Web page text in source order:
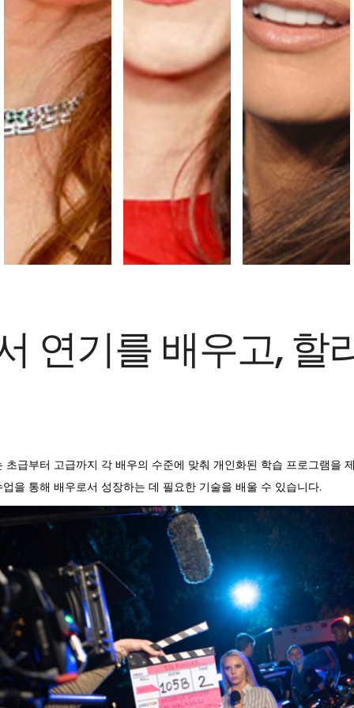
연기를 배우고, 할
급부터 고급까지 각 배우의 수준에 맞춰 개인화된 학습 프로그램을
을 통해 배우로서 성장하는 데 필요한 기술을 배울 수 있습니다.